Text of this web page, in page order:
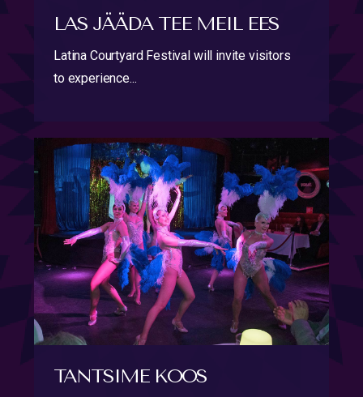
LAS JÄÄDA TEE MEIL EES
Latina Courtyard Festival will invite visitors
to experience...
TANTSIME KOOS